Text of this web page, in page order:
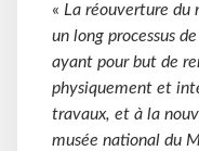
« La réouverture du
un long processus
ayant pour but de
physiquement et
travaux, et à la
musée national du